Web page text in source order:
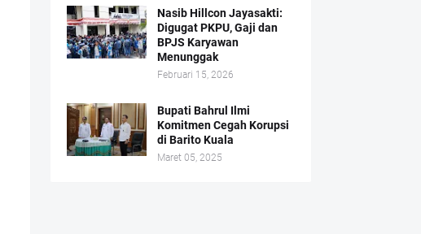
Nasib Hillcon Jayasakti:
Digugat PKPU, Gaji dan
BPJS Karyawan
Menunggak
Februari 15, 2026
Bupati Bahrul Ilmi
Komitmen Cegah Korupsi
di Barito Kuala
Maret 05, 2025